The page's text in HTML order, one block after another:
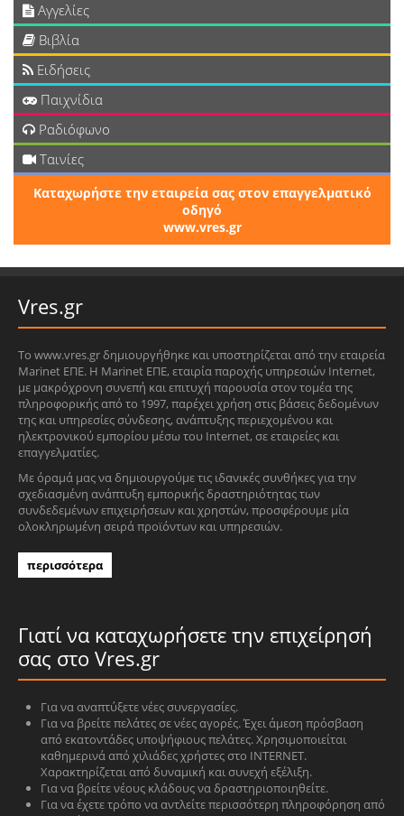
Αγγελίες
Βιβλία
Ειδήσεις
Παιχνίδια
Ραδιόφωνο
Ταινίες
Καταχωρήστε την εταιρεία σας στον επαγγελματικό
οδηγό
www.vres.gr
Vres.gr
Το www.vres.gr δημιουργήθηκε και υποστηρίζεται από την εταιρεία
Marinet ΕΠΕ. Η Marinet ΕΠΕ, εταιρία παροχής υπηρεσιών Internet,
με μακρόχρονη συνεπή και επιτυχή παρουσία στον τομέα της
πληροφορικής από το 1997, παρέχει χρήση στις βάσεις δεδομένων
της και υπηρεσίες σύνδεσης, ανάπτυξης περιεχομένου και
ηλεκτρονικού εμπορίου μέσω του Internet, σε εταιρείες και
επαγγελματίες.
Με όραμά μας να δημιουργούμε τις ιδανικές συνθήκες για την
σχεδιασμένη ανάπτυξη εμπορικής δραστηριότητας των
συνδεδεμένων επιχειρήσεων και χρηστών, προσφέρουμε μία
ολοκληρωμένη σειρά προϊόντων και υπηρεσιών.
περισσότερα
Γιατί να καταχωρήσετε την επιχείρησή
σας στο Vres.gr
Για να αναπτύξετε νέες συνεργασίες.
Για να βρείτε πελάτες σε νέες αγορές. Έχει άμεση πρόσβαση
από εκατοντάδες υποψήφιους πελάτες. Χρησιμοποιείται
καθημερινά από χιλιάδες χρήστες στο INTERNET.
Χαρακτηρίζεται από δυναμική και συνεχή εξέλιξη.
Για να βρείτε νέους κλάδους να δραστηριοποιηθείτε.
Για να έχετε τρόπο να αντλείτε περισσότερη πληροφόρηση από